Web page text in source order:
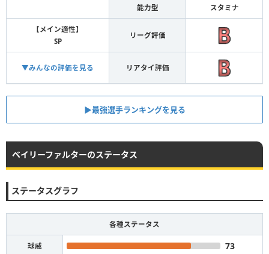
能力型 スタミナ
【メイン適性】
SP
リーグ評価
▼みんなの評価を見る リアタイ評価
▶︎最強選手ランキングを見る
ベイリーファルターのステータス
ステータスグラフ
各種ステータス
球威 73